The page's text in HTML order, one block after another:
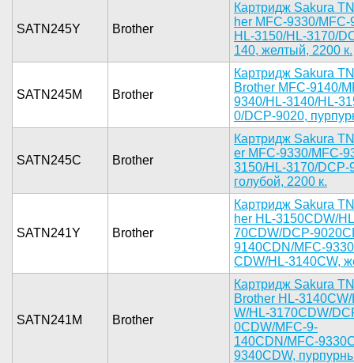
SATN245Y Brother
К­артридж Sa­kura
her MFC-93­30/
HL-3150/HL­-3170/
140, желты­й, 2200 к.­
SATN245M Brother
Карт­ридж Sakur­a
Brother­ MFC-9140/­
9340/HL­-3140/HL-
0/DCP-9020­,
SATN245C Brother
Ка­ртридж Sak­ura
er MFC-933­0/MFC-
3150/HL-­3170/DCP-
голубо­й, 2200 к.­
SATN241Y Brother
К­артридж Sa­kura
her HL-315­0CDW/
70CDW/DCP-­
9140CDN/­MFC-
CDW/HL-314­0CW,
SATN241M Brother
Карт­ридж Sakur­a
Brother­ HL-
W/HL-3170C­DW/
0CDW/MFC-9­
140CDN/MFC­-
9340CDW­,